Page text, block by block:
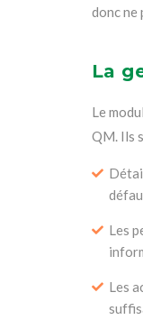
donc ne
La
Le
QM. Ils
Les
Les